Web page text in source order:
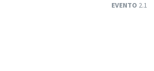
EVENTO 2.1